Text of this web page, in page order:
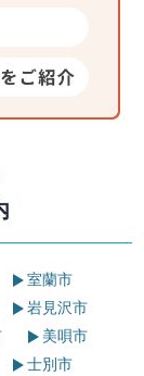
室蘭市
岩見沢市
美唄市
士別市